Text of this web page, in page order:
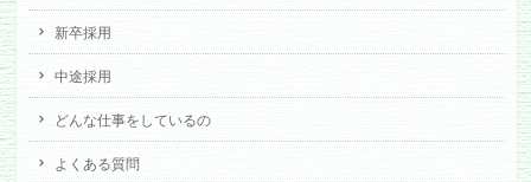
新卒採用
中途採用
どんな仕事をしているの
よくある質問